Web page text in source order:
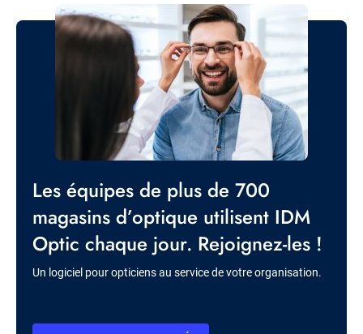
Image
Titre
Les équipes de plus de 700
magasins d’optique utilisent IDM
Optic chaque jour. Rejoignez-les !
Description
Un logiciel pour opticiens au service de votre organisation.